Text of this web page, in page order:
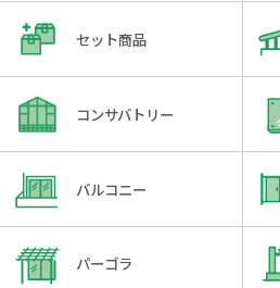
セット商品
コンサバトリー
バルコニー
パーゴラ